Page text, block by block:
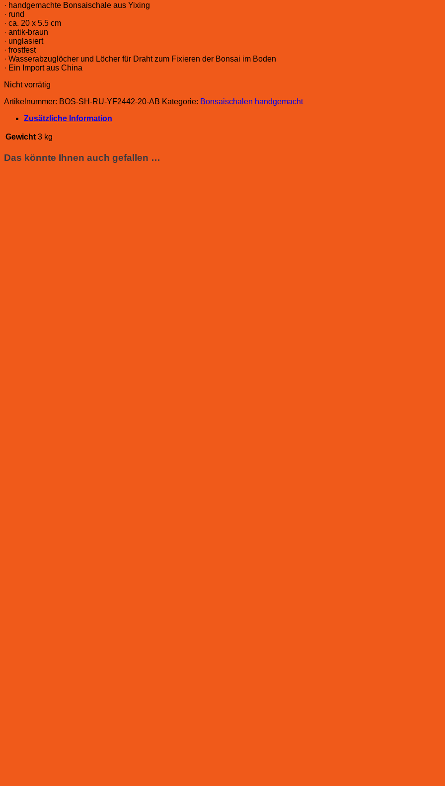
· handgemachte Bonsaischale aus Yixing
· rund
· ca. 20 x 5.5 cm
· antik-braun
· unglasiert
· frostfest
· Wasserabzuglöcher und Löcher für Draht zum Fixieren der Bonsai im Boden
· Ein Import aus China
Nicht vorrätig
Artikelnummer: BOS-SH-RU-YF2442-20-AB Kategorie: Bonsaischalen handgemacht
Zusätzliche Information
Gewicht 3 kg
Das könnte Ihnen auch gefallen …